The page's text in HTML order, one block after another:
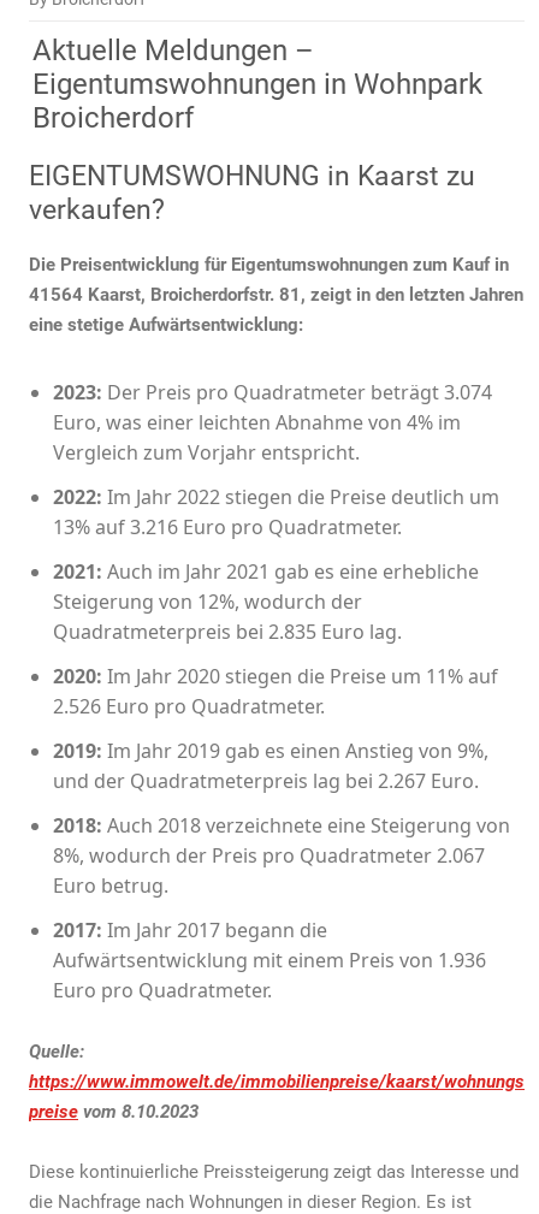
Wohnungen
in
Aktuelle Meldungen –
Eigentumswohnungen in Wohnpark
Broicherdorf
EIGENTUMSWOHNUNG in Kaarst zu
verkaufen?
Die Preisentwicklung für Eigentumswohnungen zum Kauf in
41564 Kaarst, Broicherdorfstr. 81, zeigt in den letzten Jahren
eine stetige Aufwärtsentwicklung:
2023: Der Preis pro Quadratmeter beträgt 3.074
Euro, was einer leichten Abnahme von 4% im
Vergleich zum Vorjahr entspricht.
2022: Im Jahr 2022 stiegen die Preise deutlich um
13% auf 3.216 Euro pro Quadratmeter.
2021: Auch im Jahr 2021 gab es eine erhebliche
Steigerung von 12%, wodurch der
Quadratmeterpreis bei 2.835 Euro lag.
2020: Im Jahr 2020 stiegen die Preise um 11% auf
2.526 Euro pro Quadratmeter.
2019: Im Jahr 2019 gab es einen Anstieg von 9%,
und der Quadratmeterpreis lag bei 2.267 Euro.
2018: Auch 2018 verzeichnete eine Steigerung von
8%, wodurch der Preis pro Quadratmeter 2.067
Euro betrug.
2017: Im Jahr 2017 begann die
Aufwärtsentwicklung mit einem Preis von 1.936
Euro pro Quadratmeter.
Quelle:
https://www.immowelt.de/immobilienpreise/kaarst/wohnungs
preise vom 8.10.2023
Diese kontinuierliche Preissteigerung zeigt das Interesse und
die Nachfrage nach Wohnungen in dieser Region. Es ist